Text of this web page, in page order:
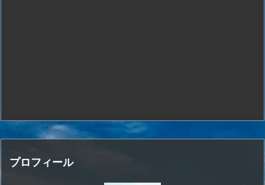
プロフィール